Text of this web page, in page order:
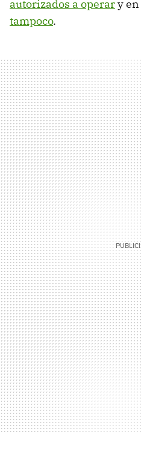
autorizados a operary en
tampoco.